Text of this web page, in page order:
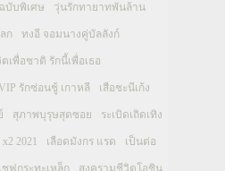
บับพิเศษ วุ่นรักทายาทพันล้าน
ก ทงอี จอมนางคู่บัลลังก์
เพื่อชาติ รักนี้เพื่อเธอ
VIP รักซ่อนชู้ เกาหลี เสือชะนีเก้ง
สุภาพบุรุษสุดซอย ระเบิดเถิดเทิง
2021 เลือดมังกร แรด เป็นต่อ
เชฟกระทะเหล็ก สงครามชีวิตโอชิน